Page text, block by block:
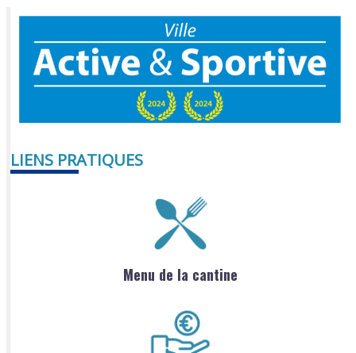
LIENS PRATIQUES
Menu de la cantine